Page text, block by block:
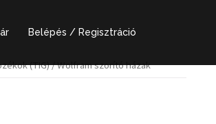
Belépés / Regisztráció
(TIG)/ Wolfram szorító házak